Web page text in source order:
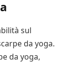
sul
da yoga.
da yoga,